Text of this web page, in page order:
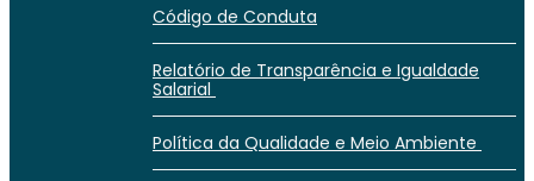
Código de Conduta
Relatório de Transparência e Igualdade
Salarial
Política da Qualidade e Meio Ambiente